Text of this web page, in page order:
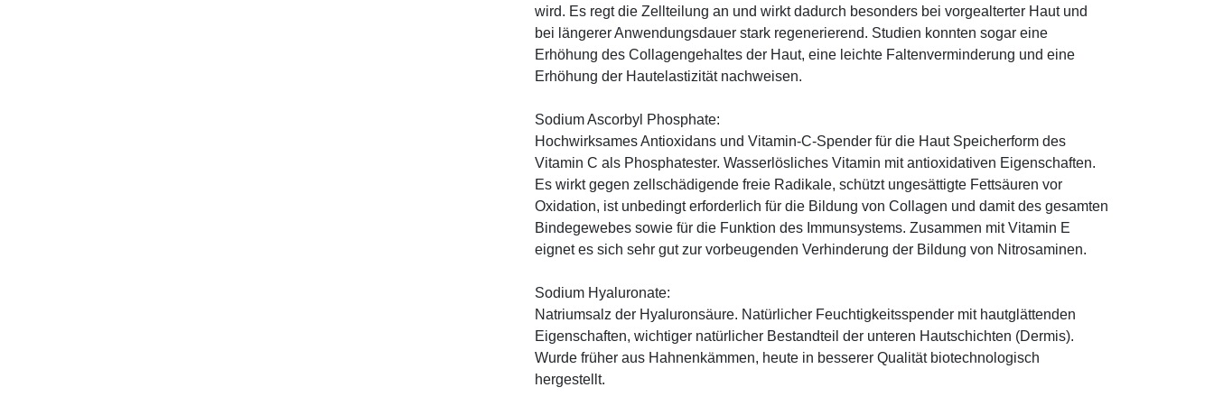
wird. Es regt die Zellteilung an und wirkt dadurch besonders bei vorgealterter Haut und
bei längerer Anwendungsdauer stark regenerierend. Studien konnten sogar eine
Erhöhung des Collagengehaltes der Haut, eine leichte Faltenverminderung und eine
Erhöhung der Hautelastizität nachweisen.
Sodium Ascorbyl Phosphate:
Hochwirksames Antioxidans und Vitamin-C-Spender für die Haut Speicherform des
Vitamin C als Phosphatester. Wasserlösliches Vitamin mit antioxidativen Eigenschaften.
Es wirkt gegen zellschädigende freie Radikale, schützt ungesättigte Fettsäuren vor
Oxidation, ist unbedingt erforderlich für die Bildung von Collagen und damit des gesamten
Bindegewebes sowie für die Funktion des Immunsystems. Zusammen mit Vitamin E
eignet es sich sehr gut zur vorbeugenden Verhinderung der Bildung von Nitrosaminen.
Sodium Hyaluronate:
Natriumsalz der Hyaluronsäure. Natürlicher Feuchtigkeitsspender mit hautglättenden
Eigenschaften, wichtiger natürlicher Bestandteil der unteren Hautschichten (Dermis).
Wurde früher aus Hahnenkämmen, heute in besserer Qualität biotechnologisch
hergestellt.